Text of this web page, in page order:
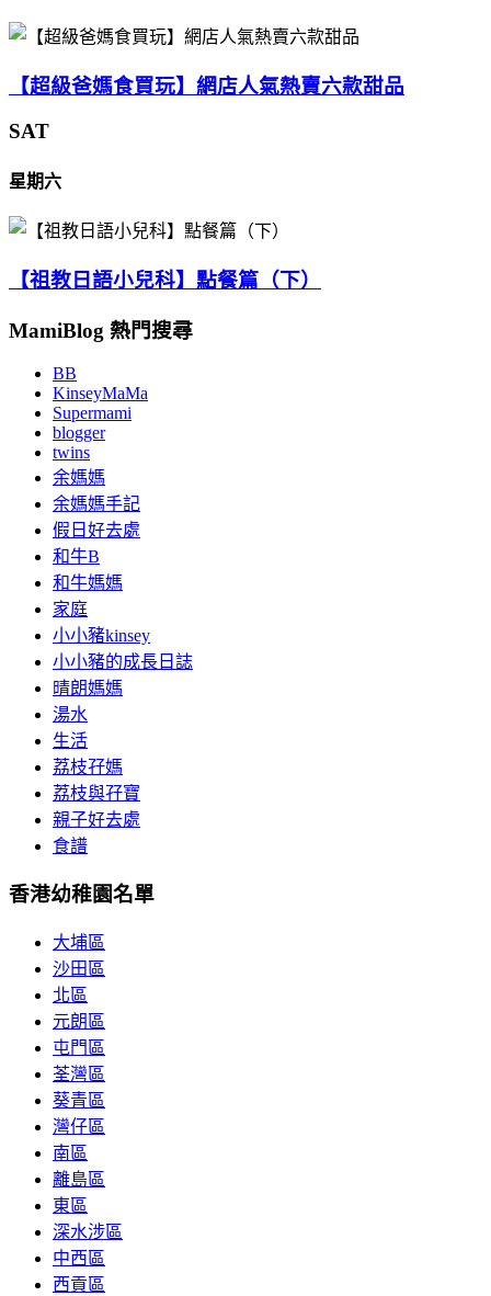
【超級爸媽食買玩】網店人氣熱賣六款甜品
SAT
星期六
【祖教日語小兒科】點餐篇（下）
MamiBlog 熱門搜尋
BB
KinseyMaMa
Supermami
blogger
twins
余媽媽
余媽媽手記
假日好去處
和牛B
和牛媽媽
家庭
小小豬kinsey
小小豬的成長日誌
晴朗媽媽
湯水
生活
荔枝孖媽
荔枝與孖寶
親子好去處
食譜
香港幼稚園名單
大埔區
沙田區
北區
元朗區
屯門區
荃灣區
葵青區
灣仔區
南區
離島區
東區
深水涉區
中西區
西貢區